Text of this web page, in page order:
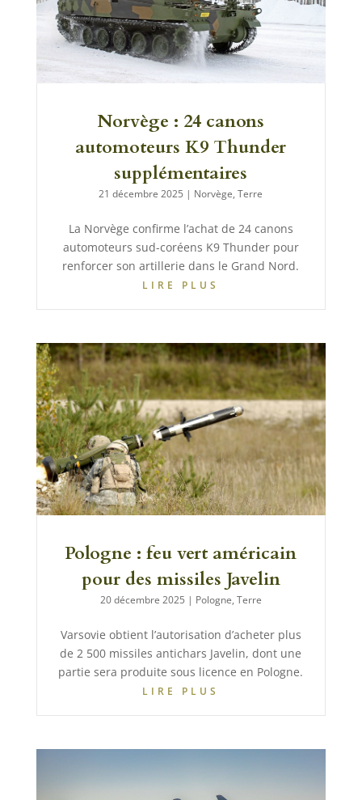
Norvège : 24 canons
automoteurs K9 Thunder
supplémentaires
21 décembre 2025 | Norvège,Terre
La Norvège confirme l’achat de 24 canons
automoteurs sud-coréens K9 Thunder pour
renforcer son artillerie dans le Grand Nord.
LIRE PLUS
Pologne : feu vert américain
pour des missiles Javelin
20 décembre 2025 | Pologne, Terre
Varsovie obtient l’autorisation d’acheter plus
de 2 500 missiles antichars Javelin, dont une
partie sera produite sous licence en Pologne.
LIRE PLUS